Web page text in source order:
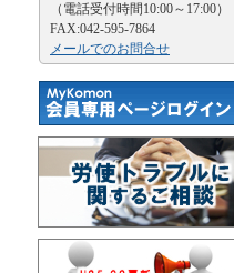
（電話受付時間10:00～17:00）
FAX:042-595-7864
メールでのお問合せ